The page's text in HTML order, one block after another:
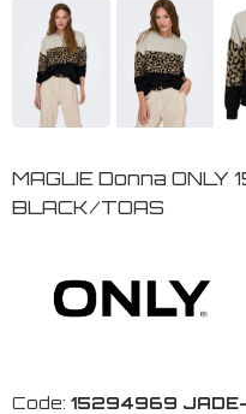
MAGLIE Donna
BLACK/TOAS
Code: 15294969 JADE-